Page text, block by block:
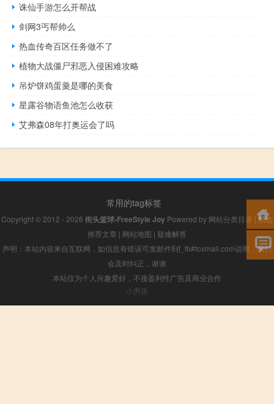
诛仙手游怎么开帮战
剑网3丐帮帅么
热血传奇百区任务做不了
植物大战僵尸邪恶入侵困难攻略
吊炉饼鸡蛋羹是哪的美食
星露谷物语鱼池怎么收获
艾弗森08年打奥运会了吗
常用的tag标签
Copyright © 2012 - 2026 街头篮球-FreeStyle Joy Powered by 网站分类目录 |精选
推荐文章 | 网站地图 | 疑难解答
声明：本站内容来自互联网，如信息有错误可发邮件到f_fb#foxmail.com说明，我们
会及时纠正，谢谢
本站仅为个人兴趣爱好，不接盈利性广告及商业合作
小男孩